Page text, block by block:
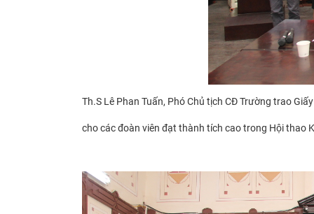
Th.S Lê Phan Tuấn, Phó Chủ tịch CĐ Trường trao
cho các đoàn viên đạt thành tích cao trong Hội thao